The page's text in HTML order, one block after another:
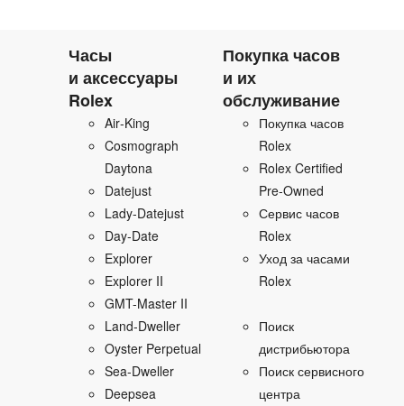
Часы
и аксессуары
Rolex
Air‑King
Cosmograph
Daytona
Datejust
Lady‑Datejust
Day‑Date
Explorer
Explorer II
GMT-Master II
Land‑Dweller
Oyster Perpetual
Sea‑Dweller
Deepsea
Покупка часов
и их
обслуживание
Покупка часов
Rolex
Rolex Certified
Pre‑Owned
Сервис часов
Rolex
Уход за часами
Rolex
Поиск
дистрибьютора
Поиск сервисного
центра